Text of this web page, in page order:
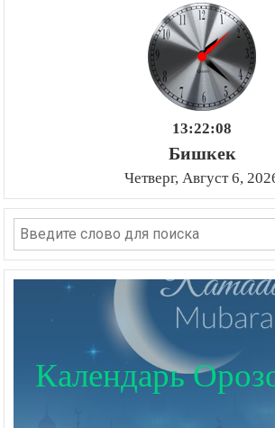
13:22:09
Бишкек
Четверг, Август 6,
Календарь